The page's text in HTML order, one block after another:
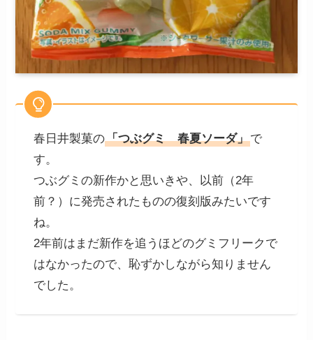
春日井製菓の「つぶグミ 春夏ソーダ」で
す。
つぶグミの新作かと思いきや、以前（2年
前？）に発売されたものの復刻版みたいです
ね。
2年前はまだ新作を追うほどのグミフリークで
はなかったので、恥ずかしながら知りません
でした。